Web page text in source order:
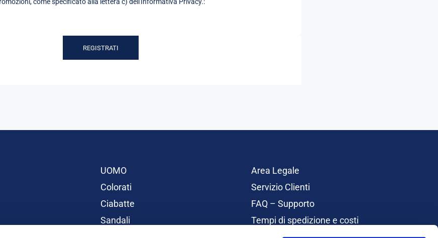
REGISTRATI
UOMO
Colorati
Ciabatte
Sandali
Area Legale
Servizio Clienti
FAQ – Supporto
Tempi di spedizione e costi